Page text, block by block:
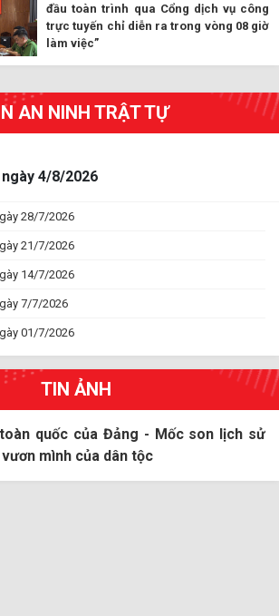
đầu toàn trình qua Cổng dịch vụ công
trực tuyến chỉ diễn ra trong vòng 08 giờ
làm việc”
AN NINH TRẬT TỰ
4/8/2026
28/7/2026
21/7/2026
14/7/2026
7/7/2026
01/7/2026
TIN ẢNH
Đại biểu toàn quốc lần thứ XIV của
quốc của Đảng - Mốc son lịch sử
mình của dân tộc
hiện đúng quy định về sử dụng pháo
tác bảo vệ Đại hội Đảng bộ tỉnh lần
2030) của lực lượng Công an tỉnh
xử lý khi mắc kẹt trong phương tiện